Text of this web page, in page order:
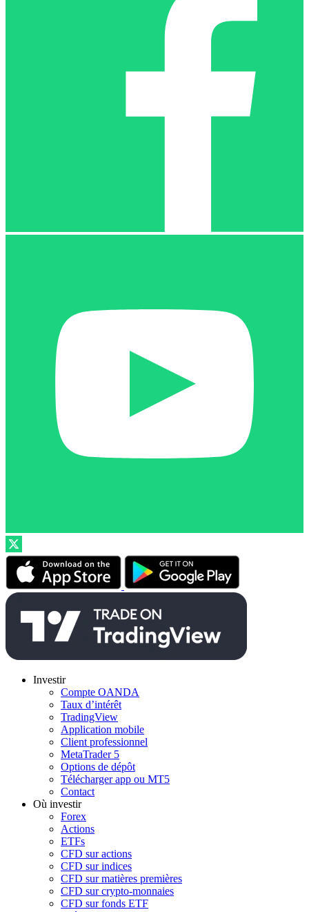
Investir
Compte OANDA
Taux d’intérêt
TradingView
Application mobile
Client professionnel
MetaTrader 5
Options de dépôt
Télécharger app ou MT5
Contact
Où investir
Forex
Actions
ETFs
CFD sur actions
CFD sur indices
CFD sur matières premières
CFD sur crypto-monnaies
CFD sur fonds ETF